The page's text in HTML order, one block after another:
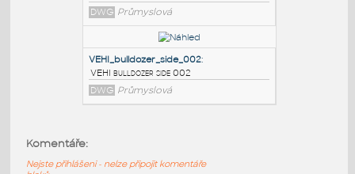
VEHI_bulldozer_side_004
VEHI bulldozer side 004
DWG Průmyslová
DWG Průmyslová
Komentáře:
Nejste přihlášeni - nelze připojit komentáře